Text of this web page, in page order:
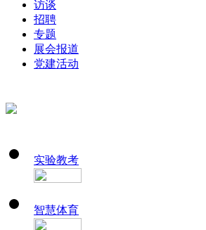
访谈
招聘
专题
展会报道
党建活动
实验教考
智慧体育